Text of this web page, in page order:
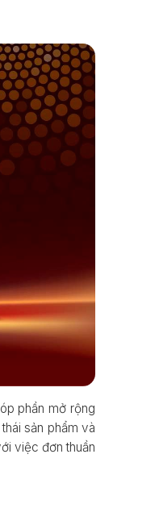
phần mở rộng
sản phẩm và
việc đơn thuần